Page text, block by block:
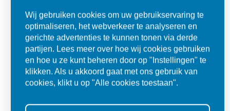
Wij gebruiken cookies om uw gebruikservaring te
optimaliseren, het webverkeer te analyseren en
gerichte advertenties te kunnen tonen via derde
partijen. Lees meer over hoe wij cookies gebruiken
en hoe u ze kunt beheren door op "Instellingen" te
klikken. Als u akkoord gaat met ons gebruik van
cookies, klikt u op "Alle cookies toestaan".